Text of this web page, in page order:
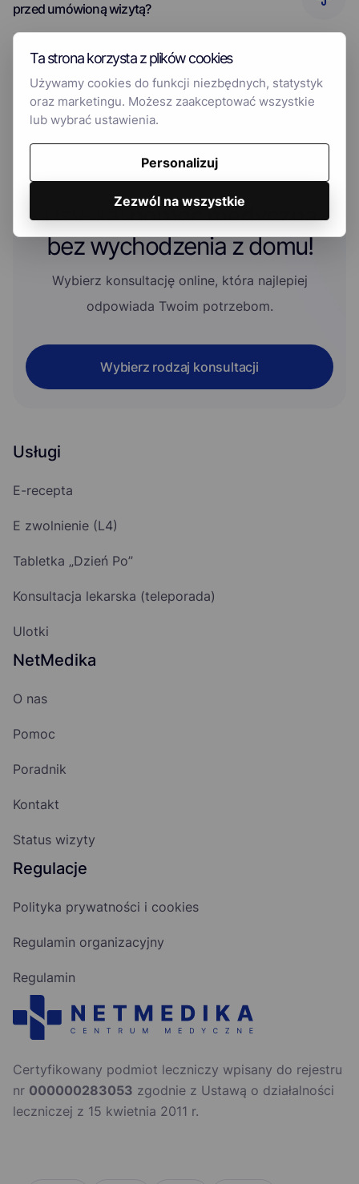
przed umówioną wizytą?
Co zrobić, jeśli czekam długo i nie otrzymałem
jeszcze konsultacji?
Uzyskajpomoc medyczną
bez wychodzenia z domu!
Wybierz konsultację online, która najlepiej
odpowiada Twoim potrzebom.
Wybierz rodzaj konsultacji
Certyfikowany podmiot leczniczy wpisany do rejestru
nr 000000283053 zgodnie z Ustawą o działalności
leczniczej z 15 kwietnia 2011 r.
Usługi
E-recepta
E zwolnienie (L4)
Tabletka „Dzień Po”
Konsultacja lekarska (teleporada)
Ulotki
NetMedika
O nas
Pomoc
Poradnik
Kontakt
Status wizyty
Regulacje
Polityka prywatności i cookies
Regulamin organizacyjny
Regulamin
Ta strona korzysta z plików cookies
Używamy cookies do funkcji niezbędnych, statystyk
oraz marketingu. Możesz zaakceptować wszystkie
lub wybrać ustawienia.
Personalizuj
Zezwól na wszystkie